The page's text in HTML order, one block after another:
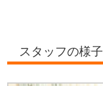
スタッフの様子